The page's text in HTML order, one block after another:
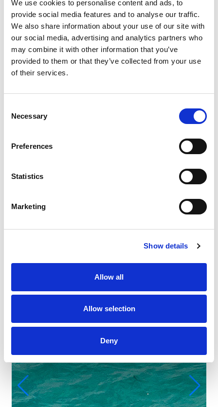
We use cookies to personalise content and ads, to
provide social media features and to analyse our traffic.
We also share information about your use of our site with
our social media, advertising and analytics partners who
may combine it with other information that you’ve
provided to them or that they’ve collected from your use
of their services.
Selection
Necessary
Preferences
Statistics
Marketing
Show details
Allow all
Allow selection
Deny